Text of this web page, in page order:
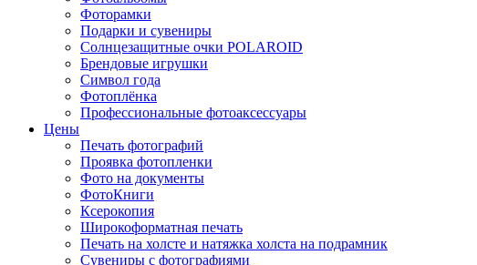
Фоторамки
Подарки и сувениры
Солнцезащитные очки POLAROID
Брендовые игрушки
Символ года
Фотоплёнка
Профессиональные фотоаксессуары
Цены
Печать фотографий
Проявка фотопленки
Фото на документы
ФотоКниги
Ксерокопия
Широкоформатная печать
Печать на холсте и натяжка холста на подрамник
Сувениры с фотографиями